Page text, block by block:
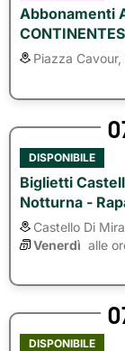
Abbonamenti
Piazza Cavour,
DISPONIBILE
Biglietti
Notturna -
Castello Di
Venerdì alle
DISPONIBILE